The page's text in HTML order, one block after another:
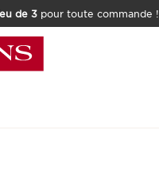
de 3pour toute commande !